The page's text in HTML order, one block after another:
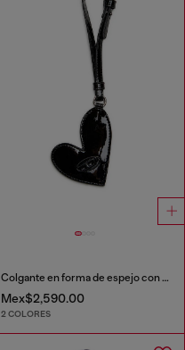
Colgante en forma de espejo con acabado brillante
Mex$2,590.00
2 COLORES